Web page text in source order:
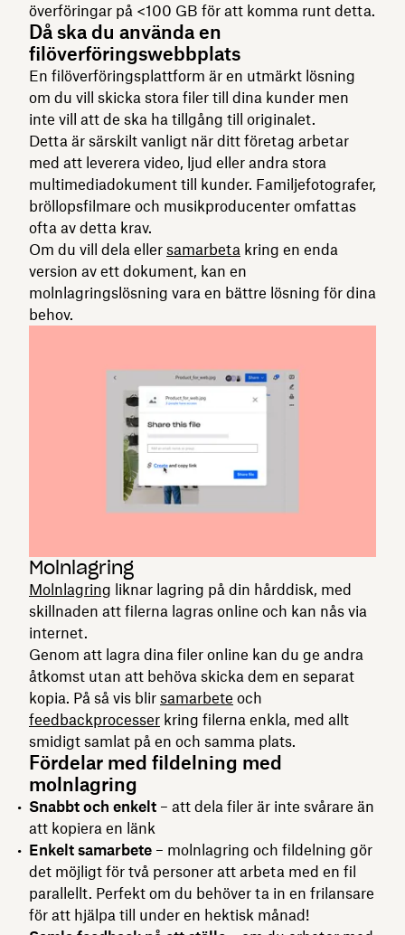
överföringar på <100 GB för att komma runt detta.
Då ska du använda en
filöverföringswebbplats
En filöverföringsplattform är en utmärkt lösning
om du vill skicka stora filer till dina kunder men
inte vill att de ska ha tillgång till originalet.
Detta är särskilt vanligt när ditt företag arbetar
med att leverera video, ljud eller andra stora
multimediadokument till kunder. Familjefotografer,
bröllopsfilmare och musikproducenter omfattas
ofta av detta krav.
Om du vill dela eller samarbeta kring en enda
version av ett dokument, kan en
molnlagringslösning vara en bättre lösning för dina
behov.
Molnlagring
Molnlagring liknar lagring på din hårddisk, med
skillnaden att filerna lagras online och kan nås via
internet.
Genom att lagra dina filer online kan du ge andra
åtkomst utan att behöva skicka dem en separat
kopia. På så vis blir samarbete och
feedbackprocesser kring filerna enkla, med allt
smidigt samlat på en och samma plats.
Fördelar med fildelning med
molnlagring
Snabbt och enkelt – att dela filer är inte svårare än
att kopiera en länk
Enkelt samarbete – molnlagring och fildelning gör
det möjligt för två personer att arbeta med en fil
parallellt. Perfekt om du behöver ta in en frilansare
för att hjälpa till under en hektisk månad!